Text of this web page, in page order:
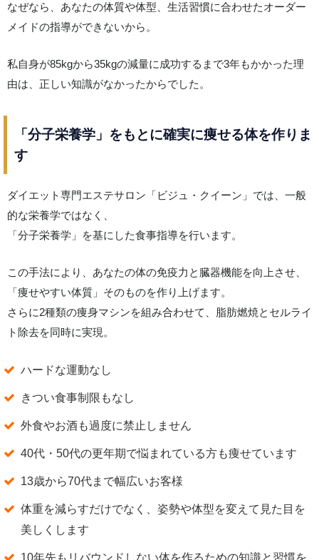
なぜなら、あなたの体質や体型、生活習慣に合わせたオーダー
メイドの指導ができないから。
私自身が85kgから35kgの減量に成功するまで3年もかかった理
由は、正しい知識がなかったからでした。
「分子栄養学」をもとに確実に痩せる体を作りま
す
ダイエット専門エステサロン「ビジュ・クイーン」では、一般
的な栄養学ではなく、
「分子栄養学」を基にした食事指導を行います。
この手法により、あなたの体の免疫力と臓器機能を向上させ、
「痩せやすい体質」そのものを作り上げます。
さらに2種類の痩身マシンを組み合わせて、脂肪燃焼とセルライ
ト除去を同時に実現。
ハードな運動なし
きつい食事制限もなし
外食やお酒も過度に禁止しません
40代・50代の更年期で悩まれている方も痩せています
13歳から70代まで幅広いお客様
体重を減らすだけでなく、姿勢や体型を変えて見た目を
美しくします
10年先もリバウンドしない体を作るための知識と習慣を